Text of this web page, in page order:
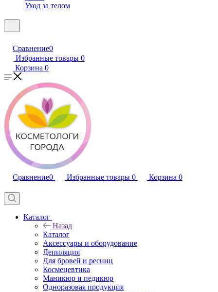
Уход за телом
Сравнение0
Избранные товары 0
Корзина 0
Сравнение0 Избранные товары 0 Корзина 0
Каталог
Назад
Каталог
Аксессуары и оборудование
Депиляция
Для бровей и ресниц
Космецевтика
Маникюр и педикюр
Одноразовая продукция